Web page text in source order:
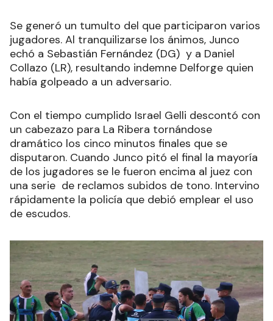
Se generó un tumulto del que participaron varios
jugadores. Al tranquilizarse los ánimos, Junco
echó a Sebastián Fernández (DG) y a Daniel
Collazo (LR), resultando indemne Delforge quien
había golpeado a un adversario.
Con el tiempo cumplido Israel Gelli descontó con
un cabezazo para La Ribera tornándose
dramático los cinco minutos finales que se
disputaron. Cuando Junco pitó el final la mayoría
de los jugadores se le fueron encima al juez con
una serie de reclamos subidos de tono. Intervino
rápidamente la policía que debió emplear el uso
de escudos.